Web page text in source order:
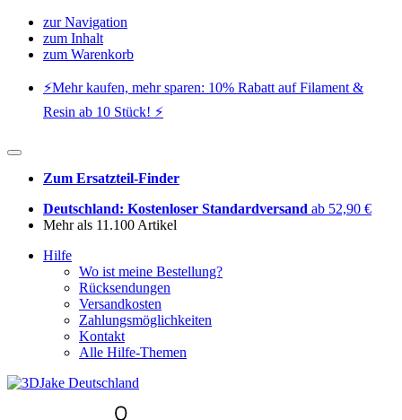
zur Navigation
zum Inhalt
zum Warenkorb
⚡️Mehr kaufen, mehr sparen: 10% Rabatt auf Filament &
Resin ab 10 Stück! ⚡️
Zum Ersatzteil-Finder
Deutschland: Kostenloser Standardversand ab 52,90 €
Mehr als 11.100 Artikel
Hilfe
Wo ist meine Bestellung?
Rücksendungen
Versandkosten
Zahlungsmöglichkeiten
Kontakt
Alle Hilfe-Themen